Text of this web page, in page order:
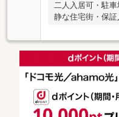
二人入居可・駐
静な住宅街・保